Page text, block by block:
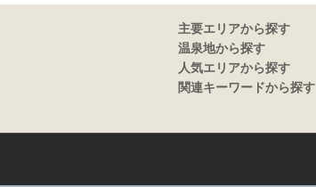
主要エリアから探す
温泉地から探す
人気エリアから探す
関連キーワードから探す